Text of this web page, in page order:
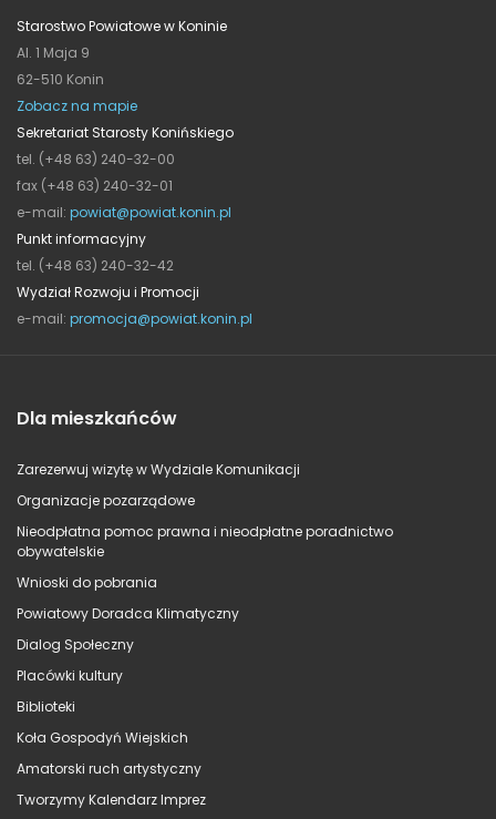
Starostwo Powiatowe w Koninie
Al. 1 Maja 9
62-510 Konin
Zobacz na mapie
Sekretariat Starosty Konińskiego
tel. (+48 63) 240-32-00
fax (+48 63) 240-32-01
e-mail: powiat@powiat.konin.pl
Punkt informacyjny
tel. (+48 63) 240-32-42
Wydział Rozwoju i Promocji
e-mail: promocja@powiat.konin.pl
Dla mieszkańców
Zarezerwuj wizytę w Wydziale Komunikacji
Organizacje pozarządowe
Nieodpłatna pomoc prawna i nieodpłatne poradnictwo
obywatelskie
Wnioski do pobrania
Powiatowy Doradca Klimatyczny
Dialog Społeczny
Placówki kultury
Biblioteki
Koła Gospodyń Wiejskich
Amatorski ruch artystyczny
Tworzymy Kalendarz Imprez